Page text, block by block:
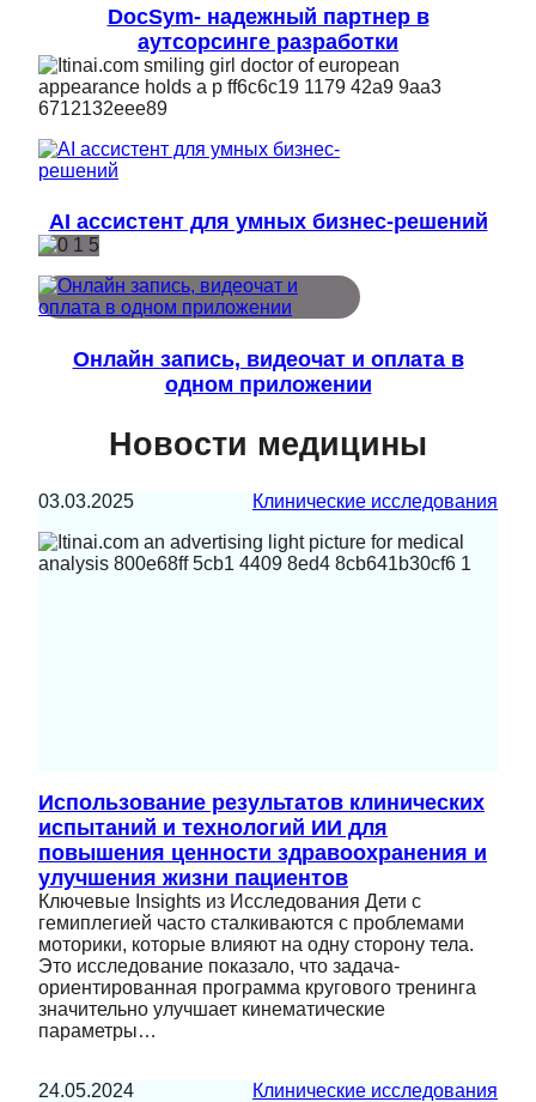
DocSym- надежный партнер в
аутсорсинге разработки
AI ассистент для умных бизнес-решений
Онлайн запись, видеочат и оплата в
одном приложении
Новости медицины
03.03.2025 Клинические исследования
Использование результатов клинических
испытаний и технологий ИИ для
повышения ценности здравоохранения и
улучшения жизни пациентов
Ключевые Insights из Исследования Дети с
гемиплегией часто сталкиваются с проблемами
моторики, которые влияют на одну сторону тела.
Это исследование показало, что задача-
ориентированная программа кругового тренинга
значительно улучшает кинематические
параметры…
24.05.2024 Клинические исследования